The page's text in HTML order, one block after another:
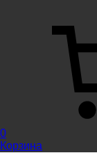
0
Корзина